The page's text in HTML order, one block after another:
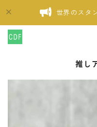
世界のスタ
推し